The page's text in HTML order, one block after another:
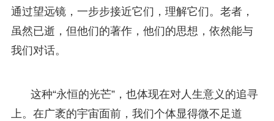
通过望远镜，一步步接近它们，理解它们。老者，
虽然已逝，但他们的著作，他们的思想，依然能与
我们对话。
这种“永恒的光芒”，也体现在对人生意义的追寻
上。在广袤的宇宙面前，我们个体显得微不足道